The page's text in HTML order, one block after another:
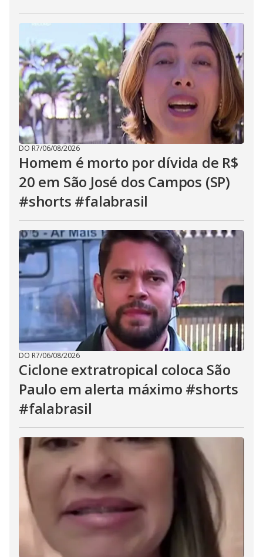
DO R7/06/08/2026
Homem é morto por dívida de R$
20 em São José dos Campos (SP)
#shorts #falabrasil
DO R7/06/08/2026
Ciclone extratropical coloca São
Paulo em alerta máximo #shorts
#falabrasil